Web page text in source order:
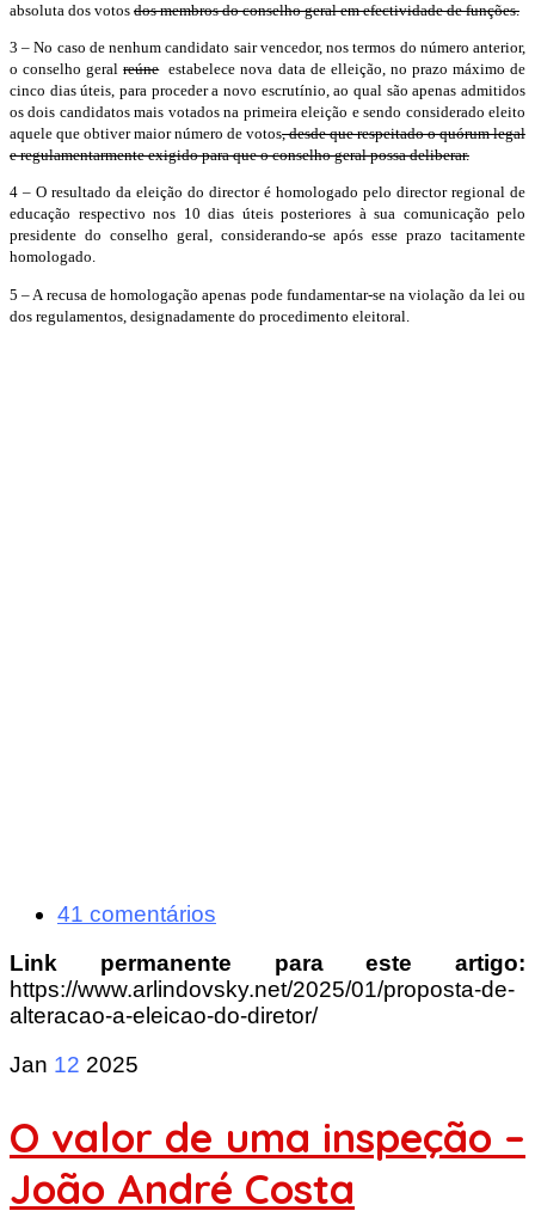
absoluta dos votos dos membros do conselho geral em efectividade de funções.
3 – No caso de nenhum candidato sair vencedor, nos termos do número anterior,
o conselho geralreúneestabelece nova data de elleição, no prazo máximo de
cinco dias úteis, para proceder a novo escrutínio, ao qual são apenas admitidos
os dois candidatos mais votados na primeira eleição e sendo considerado eleito
aquele que obtiver maior número de votos, desde que respeitado o quórum legal
e regulamentarmente exigido para que o conselho geral possa deliberar.
4 – O resultado da eleição do director é homologado pelo director regional de
educação respectivo nos 10 dias úteis posteriores à sua comunicação pelo
presidente do conselho geral, considerando-se após esse prazo tacitamente
homologado.
5 – A recusa de homologação apenas pode fundamentar-se na violação da lei ou
dos regulamentos, designadamente do procedimento eleitoral.
41 comentários
Link permanente para este artigo:
https://www.arlindovsky.net/2025/01/proposta-de-
alteracao-a-eleicao-do-diretor/
Jan 12 2025
O valor de uma inspeção –
João André Costa